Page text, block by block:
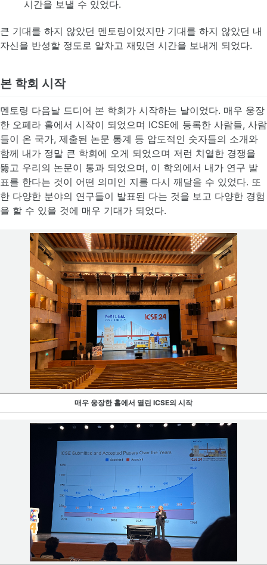
시간을 보낼 수 있었다.
큰 기대를 하지 않았던 멘토링이었지만 기대를 하지 않았던 내
자신을 반성할 정도로 알차고 재밌던 시간을 보내게 되었다.
본 학회 시작
멘토링 다음날 드디어 본 학회가 시작하는 날이었다. 매우 웅장
한 오페라 홀에서 시작이 되었으며 ICSE에 등록한 사람들, 사람
들이 온 국가, 제출된 논문 통계 등 압도적인 숫자들의 소개와
함께 내가 정말 큰 학회에 오게 되었으며 저런 치열한 경쟁을
뚫고 우리의 논문이 통과 되었으며, 이 학외에서 내가 연구 발
표를 한다는 것이 어떤 의미인 지를 다시 깨달을 수 있었다. 또
한 다양한 분야의 연구들이 발표된 다는 것을 보고 다양한 경험
을 할 수 있을 것에 매우 기대가 되었다.
매우 웅장한 홀에서 열린 ICSE의 시작